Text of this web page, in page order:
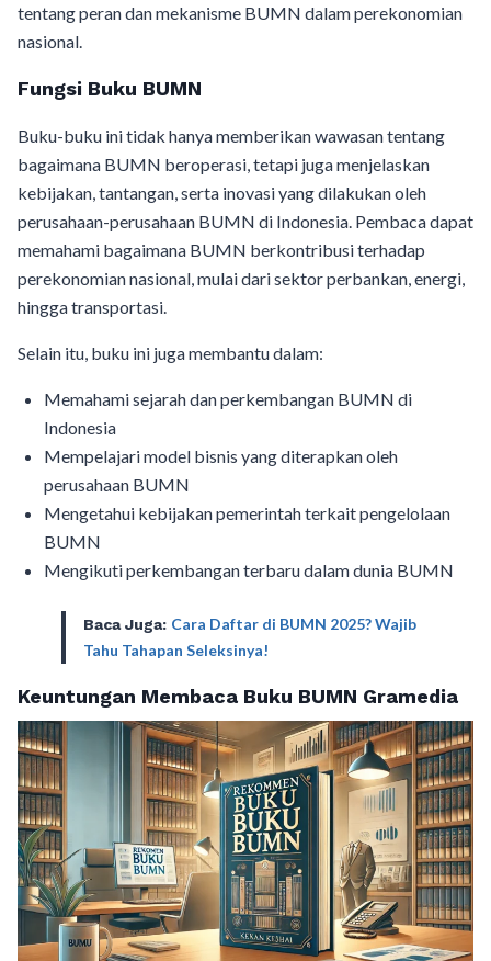
tentang peran dan mekanisme BUMN dalam perekonomian
nasional.
Fungsi Buku BUMN
Buku-buku ini tidak hanya memberikan wawasan tentang
bagaimana BUMN beroperasi, tetapi juga menjelaskan
kebijakan, tantangan, serta inovasi yang dilakukan oleh
perusahaan-perusahaan BUMN di Indonesia. Pembaca dapat
memahami bagaimana BUMN berkontribusi terhadap
perekonomian nasional, mulai dari sektor perbankan, energi,
hingga transportasi.
Selain itu, buku ini juga membantu dalam:
Memahami sejarah dan perkembangan BUMN di
Indonesia
Mempelajari model bisnis yang diterapkan oleh
perusahaan BUMN
Mengetahui kebijakan pemerintah terkait pengelolaan
BUMN
Mengikuti perkembangan terbaru dalam dunia BUMN
Baca Juga: Cara Daftar di BUMN 2025? Wajib
Tahu Tahapan Seleksinya!
Keuntungan Membaca Buku BUMN Gramedia